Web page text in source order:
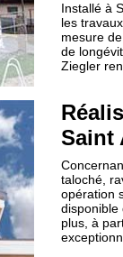
Installé à
les
mesure
de
Ziegler
Saint
taloché,
opération
disponible
plus, à